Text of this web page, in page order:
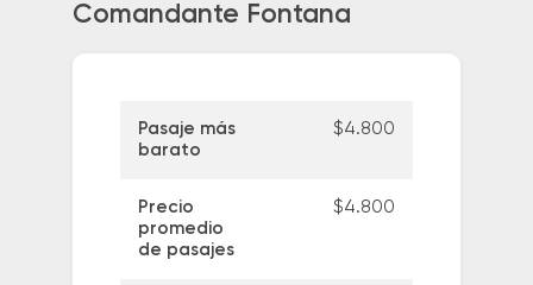
Comandante Fontana
Pasaje más
barato
$4.800
Precio
promedio
de pasajes
$4.800